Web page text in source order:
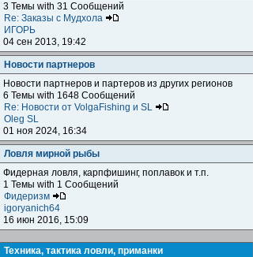
3 Темы with 31 Сообщений
Re: Заказы с Мудхола
ИГОРЬ
04 сен 2013, 19:42
Новости партнеров
Новости партнеров и партеров из других регионов
6 Темы with 1648 Сообщений
Re: Новости от VolgaFishing и SL
Oleg SL
01 ноя 2024, 16:34
Ловля мирной рыбы
Фидерная ловля, карпфишинг, поплавок и т.п.
1 Темы with 1 Сообщений
Фидеризм
igoryanich64
16 июн 2016, 15:09
Техника, тактика ловли, приманки